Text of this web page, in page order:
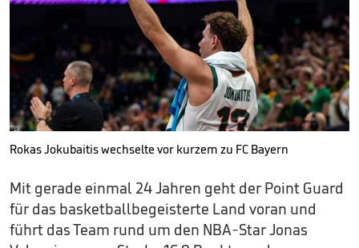
Rokas Jokubaitis wechselte vor kurzem zu FC Bayern
Mit gerade einmal 24 Jahren geht der Point Guard
für das basketballbegeisterte Land voran und
führt das Team rund um den NBA-Star Jonas